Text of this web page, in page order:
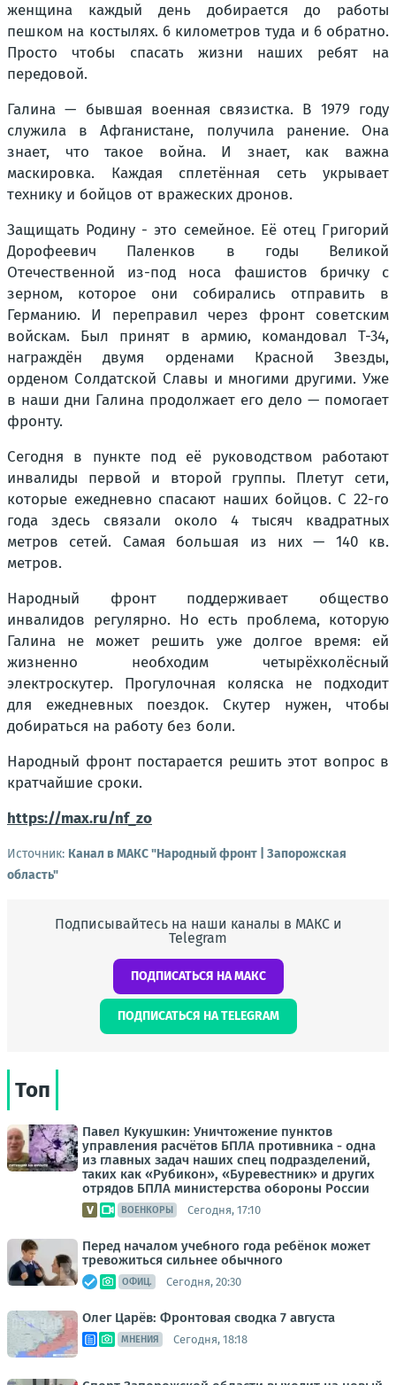
женщина каждый день добирается до работы
пешком на костылях. 6 километров туда и 6 обратно.
Просто чтобы спасать жизни наших ребят на
передовой.
Галина — бывшая военная связистка. В 1979 году
служила в Афганистане, получила ранение. Она
знает, что такое война. И знает, как важна
маскировка. Каждая сплетённая сеть укрывает
технику и бойцов от вражеских дронов.
Защищать Родину - это семейное. Её отец Григорий
Дорофеевич Паленков в годы Великой
Отечественной из-под носа фашистов бричку с
зерном, которое они собирались отправить в
Германию. И переправил через фронт советским
войскам. Был принят в армию, командовал Т-34,
награждён двумя орденами Красной Звезды,
орденом Солдатской Славы и многими другими. Уже
в наши дни Галина продолжает его дело — помогает
фронту.
Сегодня в пункте под её руководством работают
инвалиды первой и второй группы. Плетут сети,
которые ежедневно спасают наших бойцов. С 22-го
года здесь связали около 4 тысяч квадратных
метров сетей. Самая большая из них — 140 кв.
метров.
Народный фронт поддерживает общество
инвалидов регулярно. Но есть проблема, которую
Галина не может решить уже долгое время: ей
жизненно необходим четырёхколёсный
электроскутер. Прогулочная коляска не подходит
для ежедневных поездок. Скутер нужен, чтобы
добираться на работу без боли.
Народный фронт постарается решить этот вопрос в
кратчайшие сроки.
https://max.ru/nf_zo
Источник: Канал в МАКС "Народный фронт | Запорожская
область"
Подписывайтесь на наши каналы в МАКС и
Telegram
ПОДПИСАТЬСЯ НА МАКС
ПОДПИСАТЬСЯ НА TELEGRAM
Топ
Павел Кукушкин: Уничтожение пунктов
управления расчётов БПЛА противника - одна
из главных задач наших спец подразделений,
таких как «Рубикон», «Буревестник» и других
отрядов БПЛА министерства обороны России
ВОЕНКОРЫ Сегодня, 17:10
Перед началом учебного года ребёнок может
тревожиться сильнее обычного
ОФИЦ. Сегодня, 20:30
Олег Царёв: Фронтовая сводка 7 августа
МНЕНИЯ Сегодня, 18:18